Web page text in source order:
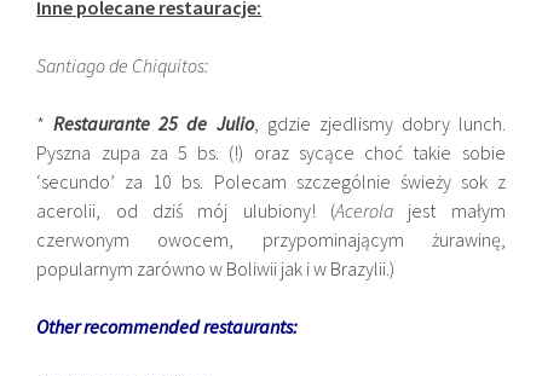
Inne polecane restauracje:
Santiago de Chiquitos:
*Restaurante 25 de Julio, gdzie zjedlismy dobry lunch.
Pyszna zupa za 5 bs. (!) oraz sycące choć takie sobie
‘secundo’ za 10 bs. Polecam szczególnie świeży sok z
acerolii, od dziś mój ulubiony! (Acerola jest małym
czerwonym owocem, przypominającym żurawinę,
popularnym zarówno w Boliwii jak i w Brazylii.)
Other recommended restaurants: